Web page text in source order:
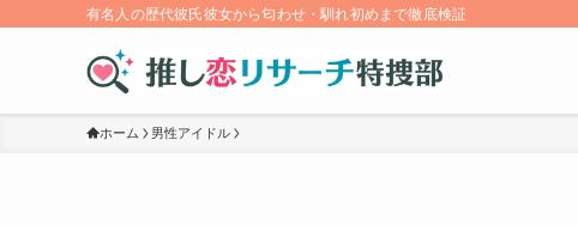
有名人の歴代彼氏彼女から匂わせ・馴れ初めまで徹底検証
ホーム 男性アイドル